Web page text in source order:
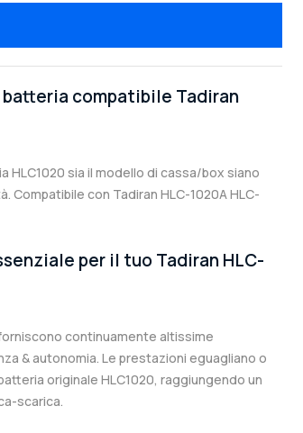
compatibile Tadiran
HLC1020 sia il modello di cassa/box siano
Compatibile con Tadiran HLC-1020A HLC-
per il tuo Tadiran HLC-
continuamente altissime
& autonomia. Le prestazioni eguagliano o
originale HLC1020, raggiungendo un
scarica.